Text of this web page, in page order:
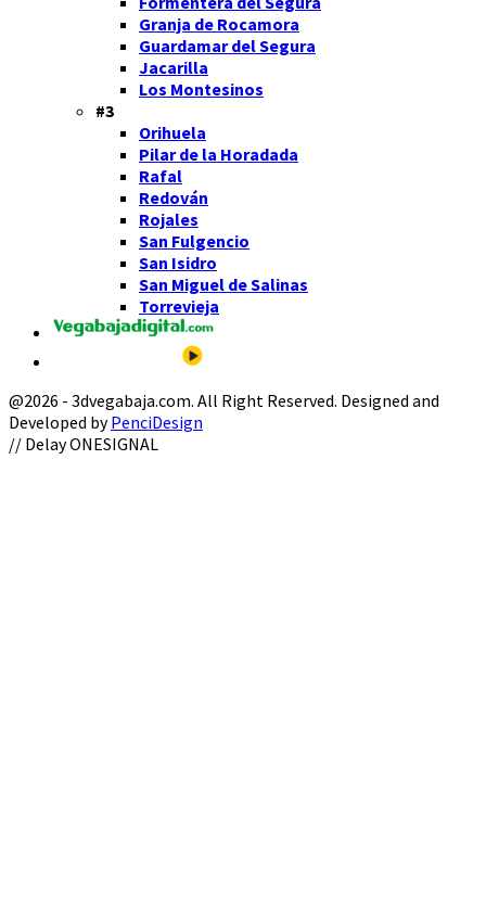
Granja de Rocamora
Guardamar del Segura
Jacarilla
Los Montesinos
#3
Orihuela
Pilar de la Horadada
Rafal
Redován
Rojales
San Fulgencio
San Isidro
San Miguel de Salinas
Torrevieja
@2026 - 3dvegabaja.com. All Right Reserved. Designed and
Developed byPenciDesign
Facebook
Twitter
Instagram
Youtube
Email
// Delay ONESIGNAL